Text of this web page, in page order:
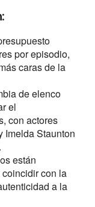
por episodio,
caras de la
de elenco
el
con actores
Imelda Staunton
están
con la
a la